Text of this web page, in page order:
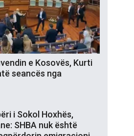
e Kosovës, Kurti
seancës nga
i Sokol Hoxhës,
SHBA nuk është